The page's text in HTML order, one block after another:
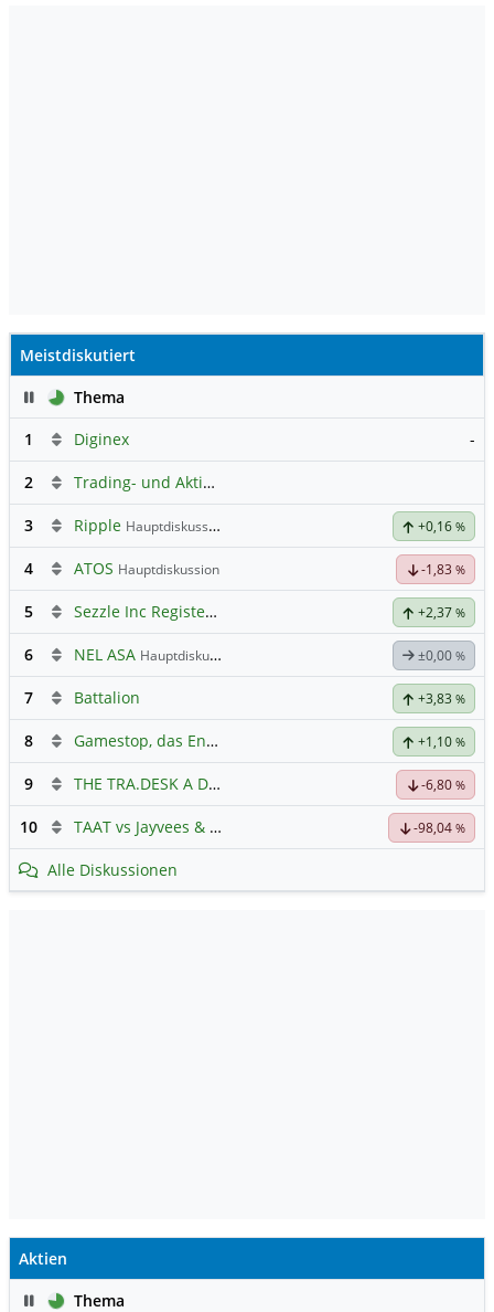
Meistdiskutiert
PauseThema
1
Diginex -
2 Trading- und Aktien-Chat
3 Ripple Hauptdiskussion +0,16 %
4 ATOS Hauptdiskussion -1,83 %
5 Sezzle Inc Registered Shs +2,37 %
6 NEL ASA Hauptdiskussion ±0,00 %
7 Battalion +3,83 %
8 Gamestop, das Ende naht +1,10 %
9 THE TRA.DESK A DL-,000001 -6,80 %
10 TAAT vs Jayvees & Co. -98,04 %
Alle Diskussionen
Aktien
PauseThema